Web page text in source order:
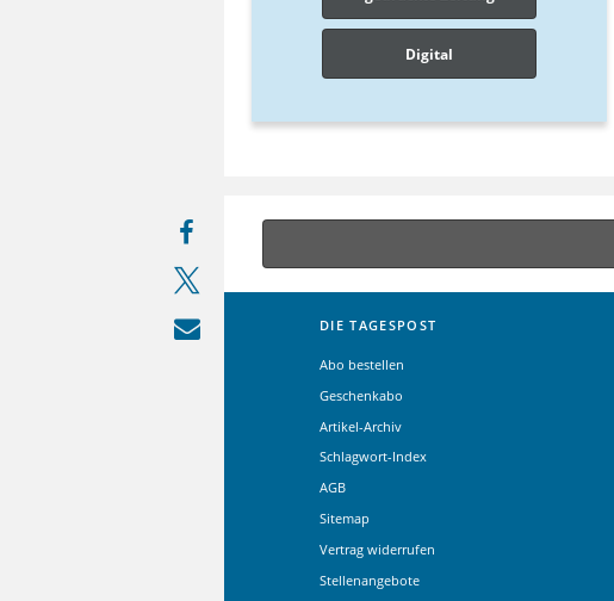
Digital
DIE TAGESPOST
Abo bestellen
Geschenkabo
Artikel-Archiv
Schlagwort-Index
AGB
Sitemap
Vertrag widerrufen
Stellenangebote